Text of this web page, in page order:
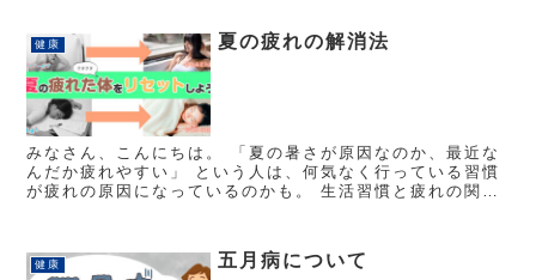
健康 夏の疲れの解消法
みなさん、こんにちは。 「夏の暑さが原因なのか、最近な
んだか疲れやすい」 という人は、何気なく行っている習慣
が疲れの原因になっているのかも。 生活習慣と疲れの関係
健康 五月病について